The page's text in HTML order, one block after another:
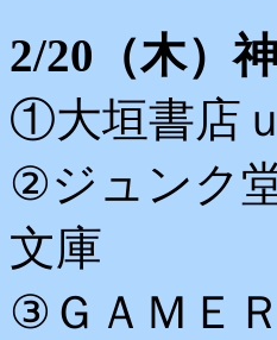
2/20（木）
①大垣書店
②ジュンク
文庫
③ＧＡＭＥ